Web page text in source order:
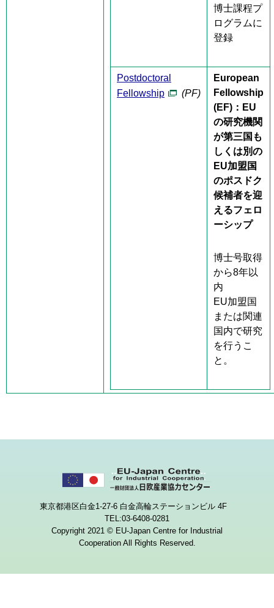
博士課程プ
ログラムに
登録
Postdoctoral
Fellowship
(PF)
European
Fellowship
(EF) ：EU
の研究機関
が第三国も
しくは別の
EU加盟国
のポスドク
候補者を迎
えるフェロ
ーシップ
博士号取得
から8年以
内
EU加盟国
または関連
国内で研究
を行うこ
と。
東京都港区白金1-27-6 白金高輪ステーションビル 4F
TEL:03-6408-0281
Copyright 2021 © EU-Japan Centre for Industrial
Cooperation All Rights Reserved.